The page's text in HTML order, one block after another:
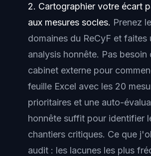
2. Cartographier votre écart
aux mesures socles. Prenez
domaines du ReCyF et faites
analysis honnête. Pas besoin
cabinet externe pour
feuille Excel avec les 20
prioritaires et une auto-
honnête suffit pour identifier
chantiers critiques. Ce que
audit : les lacunes les plus